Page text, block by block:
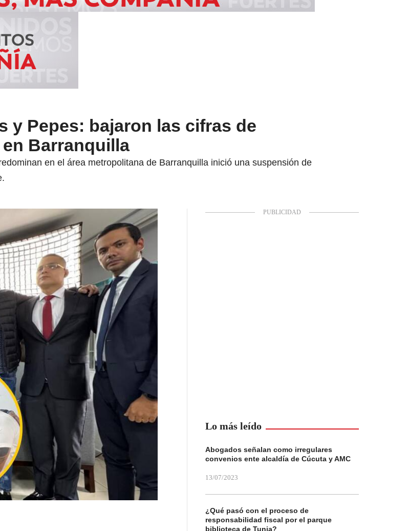
y Pepes: bajaron las cifras de
Barranquilla
en el área metropolitana de Barranquilla inició una suspensión de
Lo más leído
Abogados señalan como irregulares
convenios ente alcaldía de Cúcuta y AMC
13/07/2023
¿Qué pasó con el proceso de
responsabilidad fiscal por el parque
biblioteca de Tunja?